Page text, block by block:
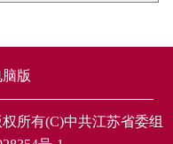
脑版
所有(C)中共江苏省委组